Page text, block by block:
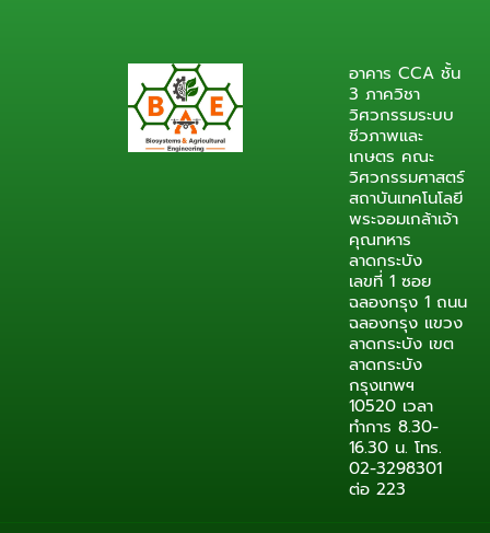
อาคาร CCA ชั้น
3 ภาควิชา
วิศวกรรมระบบ
ชีวภาพและ
เกษตร คณะ
วิศวกรรมศาสตร์
สถาบันเทคโนโลยี
พระจอมเกล้าเจ้า
คุณทหาร
ลาดกระบัง
เลขที่ 1 ซอย
ฉลองกรุง 1 ถนน
ฉลองกรุง แขวง
ลาดกระบัง เขต
ลาดกระบัง
กรุงเทพฯ
10520 เวลา
ทำการ 8.30-
16.30 น. โทร.
02-3298301
ต่อ 223